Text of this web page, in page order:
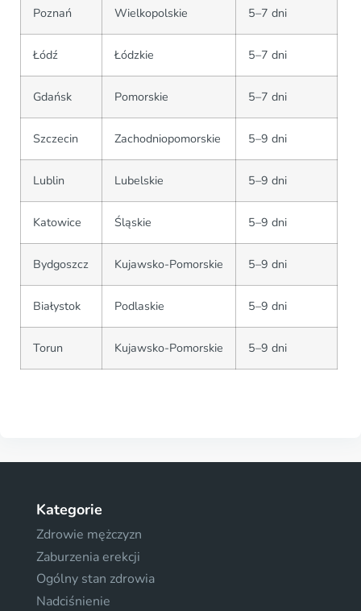
Poznań Wielkopolskie 5–7 dni
Łódź Łódzkie 5–7 dni
Gdańsk Pomorskie 5–7 dni
Szczecin Zachodniopomorskie 5–9 dni
Lublin Lubelskie 5–9 dni
Katowice Śląskie 5–9 dni
Bydgoszcz Kujawsko-Pomorskie 5–9 dni
Białystok Podlaskie 5–9 dni
Torun Kujawsko-Pomorskie 5–9 dni
Kategorie
Zdrowie mężczyzn
Zaburzenia erekcji
Ogólny stan zdrowia
Nadciśnienie